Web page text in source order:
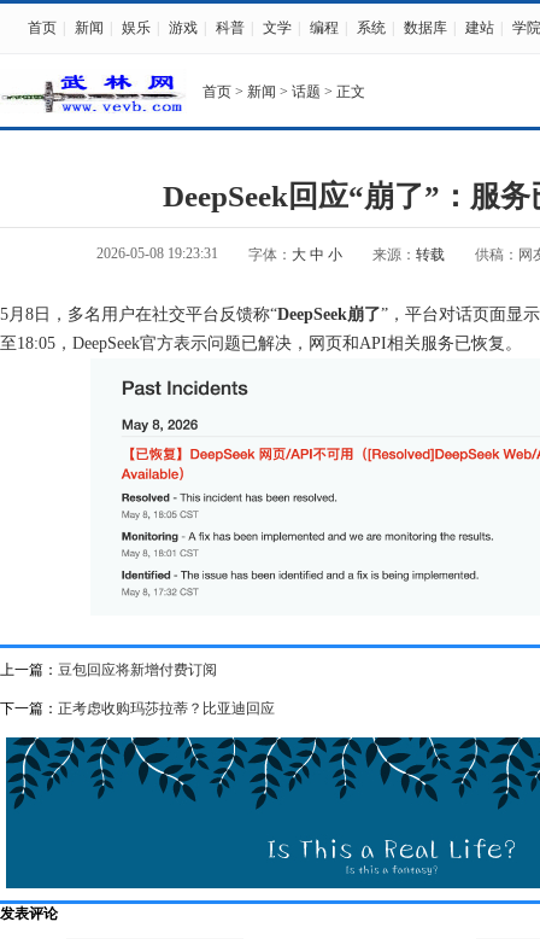
首页 新闻 娱乐 游戏 科普 文学 编程 系统 数据库 建站 学院
首页 > 新闻 > 话题 > 正文
DeepSeek回应“崩了”：服
2026-05-08 19:23:31 字体： 大 中 小 来源： 转载 供稿：网
5月8日，多名用户在社交平台反馈称“DeepSeek崩了”，平台对话页面显
至18:05，DeepSeek官方表示问题已解决，网页和API相关服务已恢复。
上一篇： 豆包回应将新增付费订阅
下一篇： 正考虑收购玛莎拉蒂？比亚迪回应
发表评论